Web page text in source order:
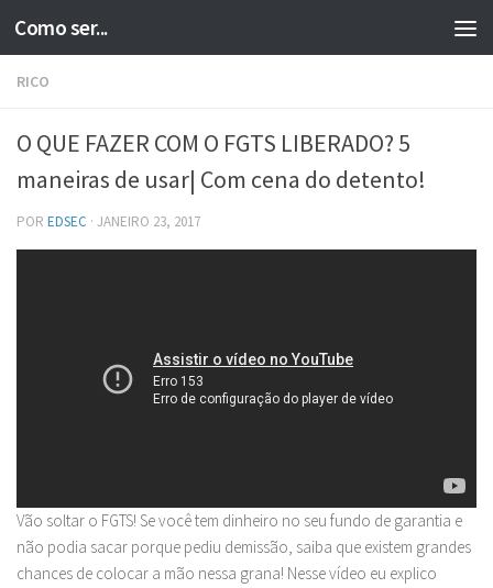
Skip to content
Como ser...
RICO
O QUE FAZER COM O FGTS LIBERADO? 5
maneiras de usar| Com cena do detento!
POR EDSEC · JANEIRO 23, 2017
Vão soltar o FGTS! Se você tem dinheiro no seu fundo de garantia e
não podia sacar porque pediu demissão, saiba que existem grandes
chances de colocar a mão nessa grana! Nesse vídeo eu explico